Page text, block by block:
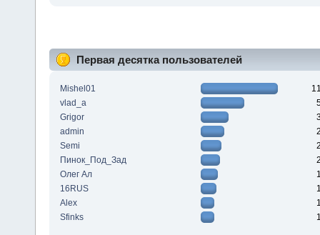
Первая десятка пользователей
Mishel01
vlad_a
Grigor
admin
Semi
Пинок_Под_Зад
Олег Ал
16RUS
Alex
Sfinks